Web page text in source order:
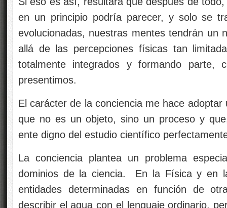
en un principio podría parecer, y solo se
evolucionadas, nuestras mentes tendrán un
allá de las percepciones físicas tan
totalmente integrados y formando parte,
presentimos.
El carácter de la conciencia me hace
que no es un objeto, sino un proceso y
ente digno del estudio científico
La conciencia plantea un problema
dominios de la ciencia. En la Física y en
entidades determinadas en función de
describir el agua con el lenguaje ordinario,